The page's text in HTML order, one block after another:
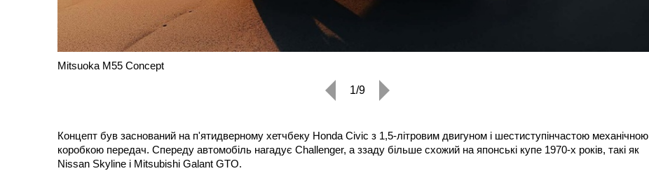
Mitsuoka M55 Concept
1/9
Концепт був заснований на п'ятидверному хетчбеку Honda Civic з 1,5-літровим двигуном і шестиступінчастою механічною
коробкою передач. Спереду автомобіль нагадує Challenger, а ззаду більше схожий на японські купе 1970-х років, такі як
Nissan Skyline і Mitsubishi Galant GTO.